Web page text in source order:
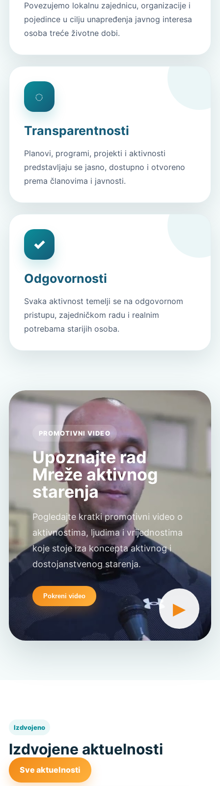
Povezujemo lokalnu zajednicu, organizacije i
pojedince u cilju unapređenja javnog interesa
osoba treće životne dobi.
◌
Transparentnosti
Planovi, programi, projekti i aktivnosti
predstavljaju se jasno, dostupno i otvoreno
prema članovima i javnosti.
✓
Odgovornosti
Svaka aktivnost temelji se na odgovornom
pristupu, zajedničkom radu i realnim
potrebama starijih osoba.
PROMOTIVNI VIDEO
Upoznajte rad
Mreže aktivnog
starenja
Pogledajte kratki promotivni video o
aktivnostima, ljudima i vrijednostima
koje stoje iza koncepta aktivnog i
dostojanstvenog starenja.
Pokreni video
▶
Izdvojeno
Izdvojene aktuelnosti
Sve aktuelnosti